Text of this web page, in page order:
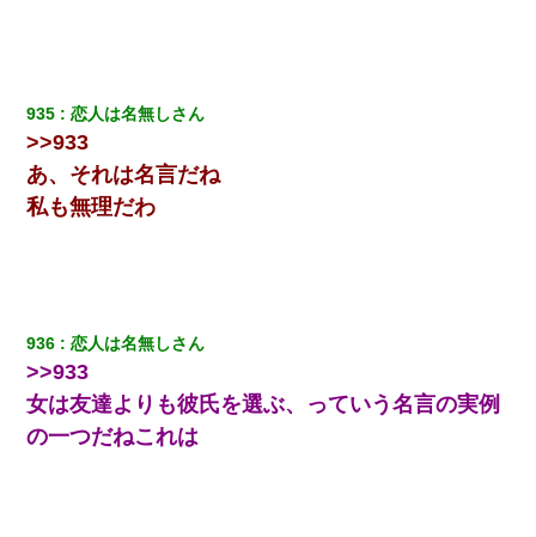
935 恋人は名無しさん
>>933
あ、それは名言だね
私も無理だわ
936 恋人は名無しさん
>>933
女は友達よりも彼氏を選ぶ、っていう名言の実例
の一つだねこれは